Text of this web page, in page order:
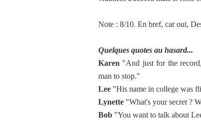
Note : 8/10. En bref, car oui,
Quelques quotes au hasard...
Karen "And just for the
man to stop."
Lee "His name in college was
Lynette "What's your secret ?
Bob "You want to talk about